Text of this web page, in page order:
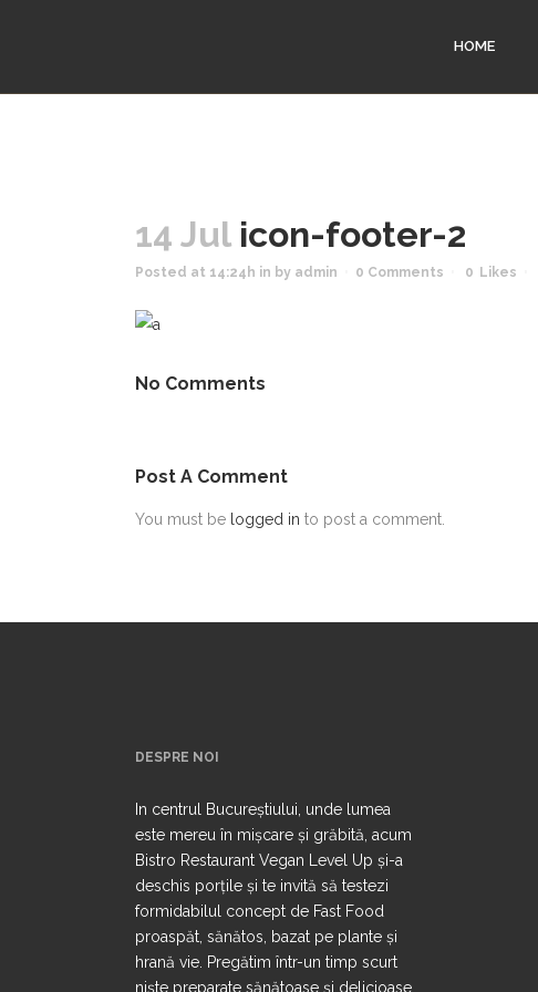
HOME
14 Julicon-footer-2
Posted at 14:24h in by admin 0 Comments 0 Likes
No Comments
Post A Comment
You must be logged in to post a comment.
DESPRE NOI
In centrul Bucureștiului, unde lumea
este mereu în mișcare și grăbită, acum
Bistro Restaurant Vegan Level Up și-a
deschis porțile și te invită să testezi
formidabilul concept de Fast Food
proaspăt, sănătos, bazat pe plante și
hrană vie. Pregătim într-un timp scurt
niște preparate sănătoase și delicioase